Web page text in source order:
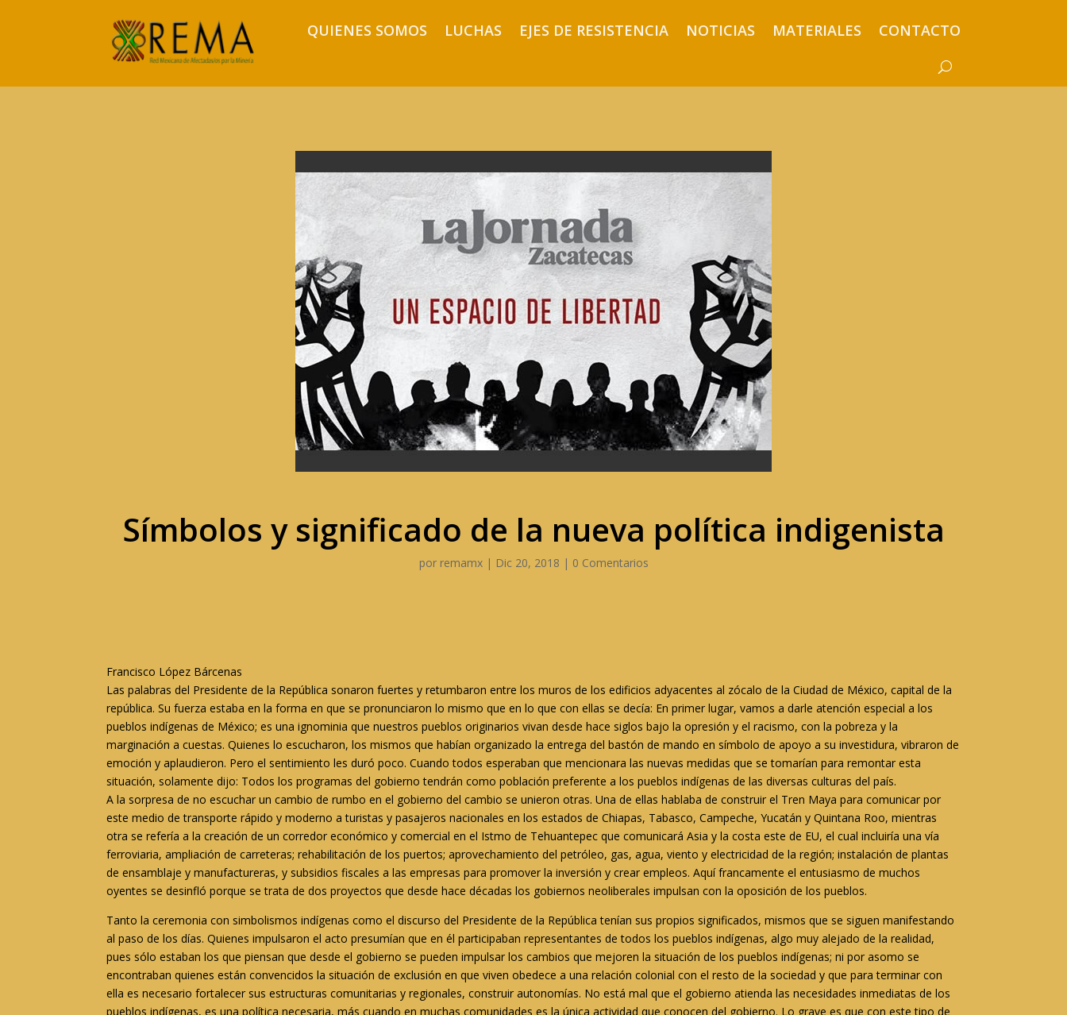
QUIENES SOMOS LUCHAS EJES DE RESISTENCIA NOTICIAS MATERIALES CONTACTO
Símbolos y significado de la nueva política indigenista
por remamx| Dic 20, 2018 | 0 Comentarios
Francisco López Bárcenas
Las palabras del Presidente de la República sonaron fuertes y retumbaron entre los muros de los edificios adyacentes al zócalo de la Ciudad de México, capital de la
república. Su fuerza estaba en la forma en que se pronunciaron lo mismo que en lo que con ellas se decía: En primer lugar, vamos a darle atención especial a los
pueblos indígenas de México; es una ignominia que nuestros pueblos originarios vivan desde hace siglos bajo la opresión y el racismo, con la pobreza y la
marginación a cuestas. Quienes lo escucharon, los mismos que habían organizado la entrega del bastón de mando en símbolo de apoyo a su investidura, vibraron de
emoción y aplaudieron. Pero el sentimiento les duró poco. Cuando todos esperaban que mencionara las nuevas medidas que se tomarían para remontar esta
situación, solamente dijo: Todos los programas del gobierno tendrán como población preferente a los pueblos indígenas de las diversas culturas del país.
A la sorpresa de no escuchar un cambio de rumbo en el gobierno del cambio se unieron otras. Una de ellas hablaba de construir el Tren Mayapara comunicar por
este medio de transporte rápido y moderno a turistas y pasajeros nacionales en los estados de Chiapas, Tabasco, Campeche, Yucatán y Quintana Roo, mientras
otra se refería a la creación deun corredor económico y comercial en el Istmo de Tehuantepec que comunicará Asia y la costa este de EU, el cual incluiría una vía
ferroviaria, ampliación de carreteras; rehabilitación de los puertos; aprovechamiento del petróleo, gas, agua, viento y electricidad de la región; instalación de plantas
de ensamblaje y manufactureras, y subsidios fiscales a las empresas para promover la inversión y crear empleos. Aquí francamente el entusiasmo de muchos
oyentes se desinfló porque se trata de dos proyectos que desde hace décadas los gobiernos neoliberales impulsan con la oposición de los pueblos.
Tanto la ceremonia con simbolismos indígenas como el discurso del Presidente de la República tenían sus propios significados, mismos que se siguen manifestando
al paso de los días. Quienes impulsaron el acto presumían que en él participaban representantes de todos los pueblos indígenas, algo muy alejado de la realidad,
pues sólo estaban los que piensan que desde el gobierno se pueden impulsar los cambios que mejoren la situación de los pueblos indígenas; ni por asomo se
encontraban quienes están convencidos la situación de exclusión en que viven obedece a una relación colonial con el resto de la sociedad y que para terminar con
ella es necesario fortalecer sus estructuras comunitarias y regionales, construir autonomías. No está mal que el gobierno atienda las necesidades inmediatas de los
pueblos indígenas, es una política necesaria, más cuando en muchas comunidades es la única actividad que conocen del gobierno. Lo grave es que con este tipo de